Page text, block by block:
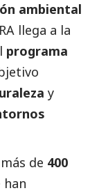
ambiental
llega a la
programa
y
de 400
han